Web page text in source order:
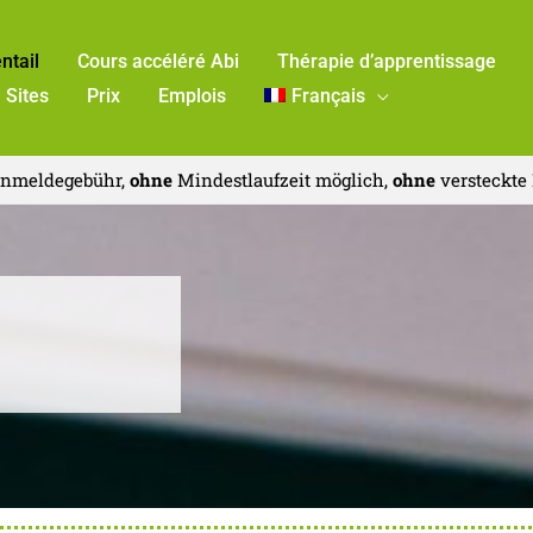
Cours accéléré Abi
Thérapie d’apprentissage
Sites Prix Emplois Français
ohne Mindestlaufzeit möglich, ohne versteckte